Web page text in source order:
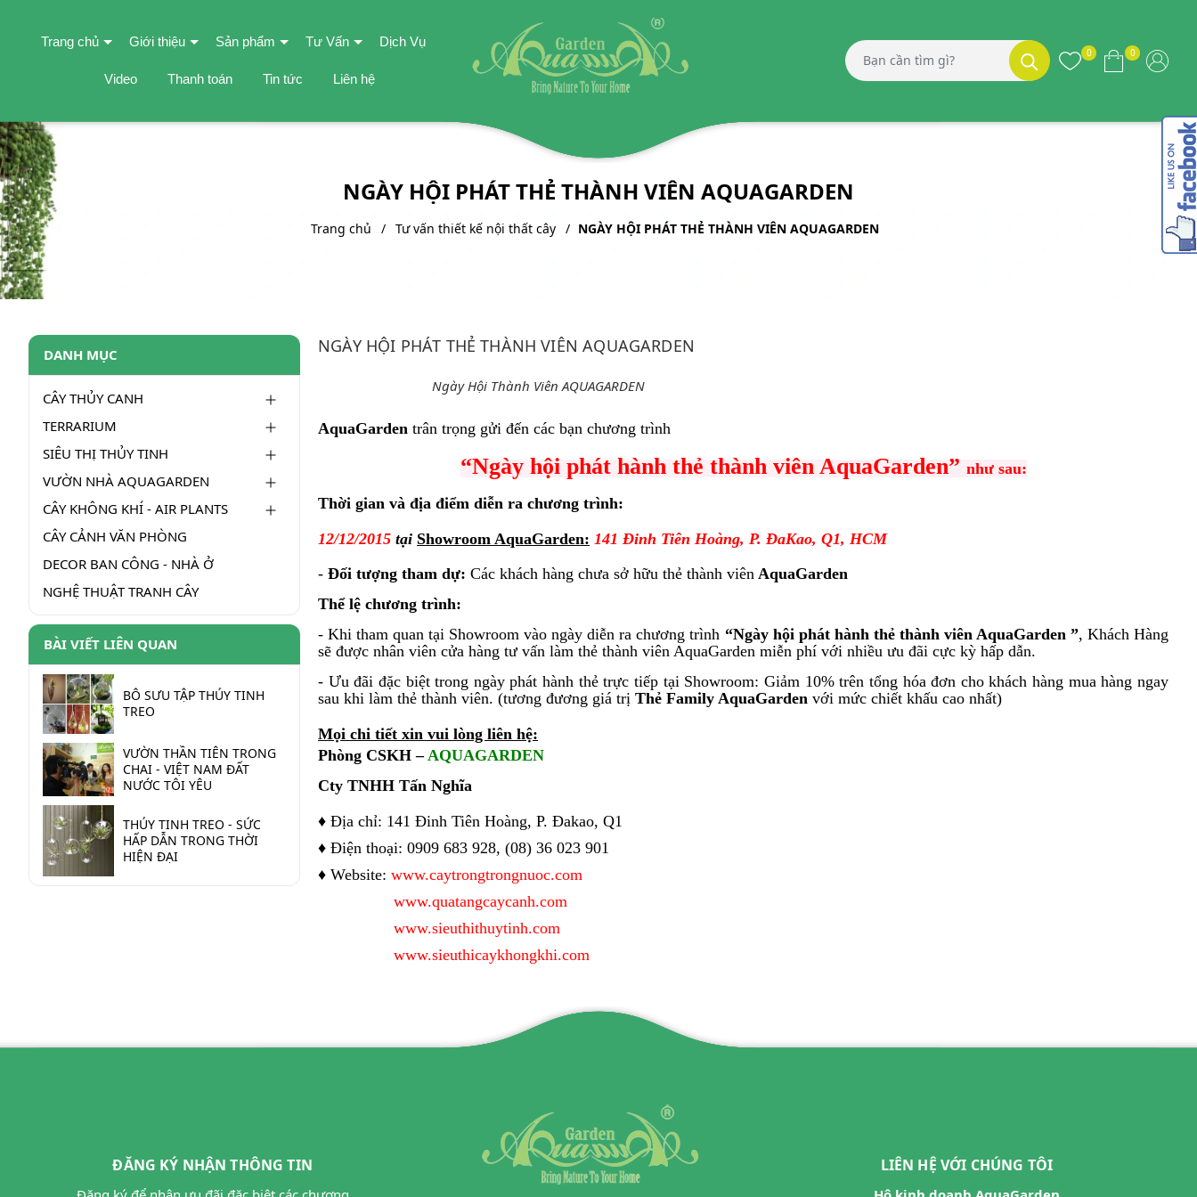
Trang chủ Giới thiệu Sản phẩm Tư Vấn Dịch Vụ
Video Thanh toán Tin tức Liên hệ
0 0
NGÀY HỘI PHÁT THẺ THÀNH VIÊN AQUAGARDEN
Trang chủ Tư vấn thiết kế nội thất cây NGÀY HỘI PHÁT THẺ THÀNH VIÊN AQUAGARDEN
NGÀY HỘI PHÁT THẺ THÀNH VIÊN AQUAGARDEN
Ngày Hội Thành Viên AQUAGARDEN
AquaGarden trân trọng gửi đến các bạn chương trình
“Ngày hội phát hành thẻ thành viên AquaGarden” như sau:
Thời gian và địa điểm diễn ra chương trình:
12/12/2015 tại Showroom AquaGarden: 141 Đinh Tiên Hoàng, P. ĐaKao, Q1, HCM
- Đối tượng tham dự: Các khách hàng chưa sở hữu thẻ thành viên AquaGarden
Thể lệ chương trình:
- Khi tham quan tại Showroom vào ngày diễn ra chương trình “Ngày hội phát hành thẻ thành viên AquaGarden ”, Khách Hàng
sẽ được nhân viên cửa hàng tư vấn làm thẻ thành viên AquaGarden miễn phí với nhiều ưu đãi cực kỳ hấp dẫn.
- Ưu đãi đặc biệt trong ngày phát hành thẻ trực tiếp tại Showroom: Giảm 10% trên tổng hóa đơn cho khách hàng mua hàng ngay
sau khi làm thẻ thành viên. (tương đương giá trị Thẻ Family AquaGarden với mức chiết khấu cao nhất)
Mọi chi tiết xin vui lòng liên hệ:
Phòng CSKH –AQUAGARDEN
Cty TNHH Tấn Nghĩa
♦ Địa chỉ: 141 Đinh Tiên Hoàng, P. Đakao, Q1
♦ Điện thoại: 0909 683 928, (08) 36 023 901
♦ Website: www.caytrongtrongnuoc.com
www.quatangcaycanh.com
www.sieuthithuytinh.com
www.sieuthicaykhongkhi.com
DANH MỤC
CÂY THỦY CANH
TERRARIUM
SIÊU THỊ THỦY TINH
VƯỜN NHÀ AQUAGARDEN
CÂY KHÔNG KHÍ - AIR PLANTS
CÂY CẢNH VĂN PHÒNG
DECOR BAN CÔNG - NHÀ Ở
NGHỆ THUẬT TRANH CÂY
BÀI VIẾT LIÊN QUAN
BÔ SƯU TẬP THỦY TINH
TREO
VƯỜN THẦN TIÊN TRONG
CHAI - VIỆT NAM ĐẤT
NƯỚC TÔI YÊU
THỦY TINH TREO - SỨC
HẤP DẪN TRONG THỜI
HIỆN ĐẠI
ĐĂNG KÝ NHẬN THÔNG TIN LIÊN HỆ VỚI CHÚNG TÔI